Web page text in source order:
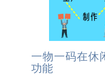
一物一码在休
功能